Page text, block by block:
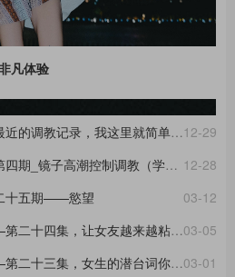
凡体验
12-29
教记录，我这里就简单做一份合集。
12-28
_镜子高潮控制调教（学员案例）
03-12
十五期——慾望
03-05
四集，让女友越来越粘着你的小技巧
03-01
三集，女生的潜台词你都懂吗？